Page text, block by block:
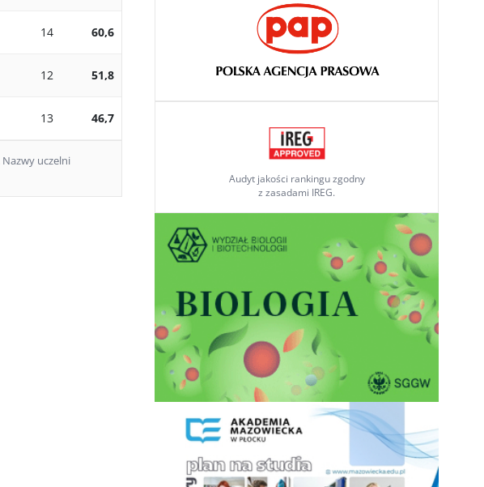
14 60,6
12 51,8
13 46,7
Nazwy uczelni
Audyt jakości rankingu zgodny
z zasadami IREG.